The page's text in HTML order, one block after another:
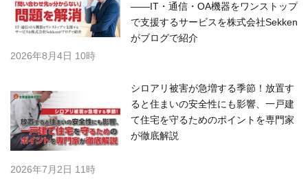
――IT・通信・OA機器をワンストップ
で支援するサービスを株式会社Sekken
がブログで紹介
2026年8月4日 10時
シロアリ被害が急増する季節！放置す
ると住まいの安全性にも影響、一戸建
て住宅を守るためのポイントを専門家
が徹底解説
2026年7月2日 11時